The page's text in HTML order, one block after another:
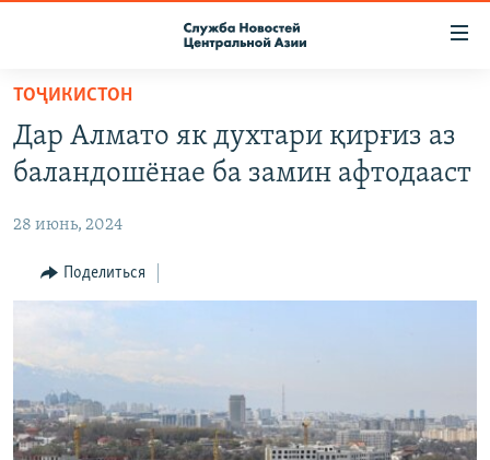
Вернуться
основному
содержанию
навигации
Вернутся
поиску
ПОДПИСКА
RFE/RL ДИРЕКТ
НАСТОЯЩЕЕ ВРЕМЯ
МИГРАНТ МЕДИА
ТОҶИКИСТОН
Дар Алмато як духтари қирғиз аз
баландошёнае ба замин афтодааст
28 июнь, 2024
Поделиться